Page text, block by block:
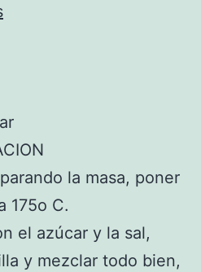
la masa, poner
175o C.
el azúcar y la sal,
y mezclar todo bien,